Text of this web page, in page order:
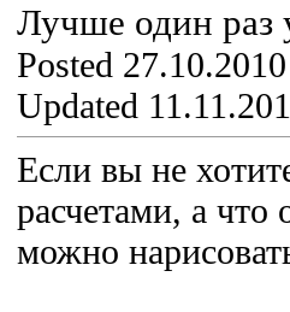
Лучше один раз
Posted
Updated
Если вы не
расчетами, а что
можно